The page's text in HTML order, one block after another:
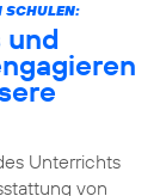
SCHULEN:
und
Unterrichts
von